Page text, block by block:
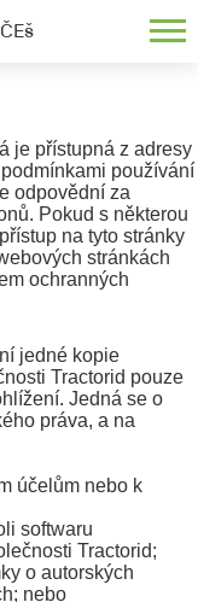
ČEš
je přístupná z adresy
používání
odpovědní za
Pokud s některou
na tyto stránky
stránkách
ochranných
jedné kopie
Tractorid pouze
Jedná se o
práva, a na
účelům nebo k
softwaru
Tractorid;
o autorských
nebo